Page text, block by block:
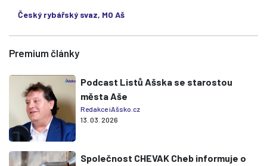
Český rybářský svaz, MO Aš
Premium články
Podcast Listů Ašska se starostou
města Aše
Redakce iAšsko.cz
13. 03. 2026
Společnost CHEVAK Cheb informuje o